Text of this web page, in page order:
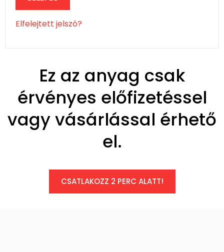
Elfelejtett jelszó?
Ez az anyag csak
érvényes előfizetéssel
vagy vásárlással érhető
el.
CSATLAKOZZ 2 PERC ALATT!